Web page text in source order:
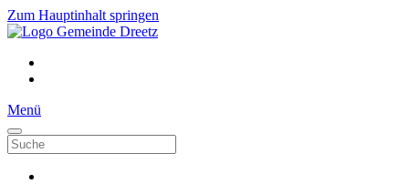
Zum Hauptinhalt springen
Menü